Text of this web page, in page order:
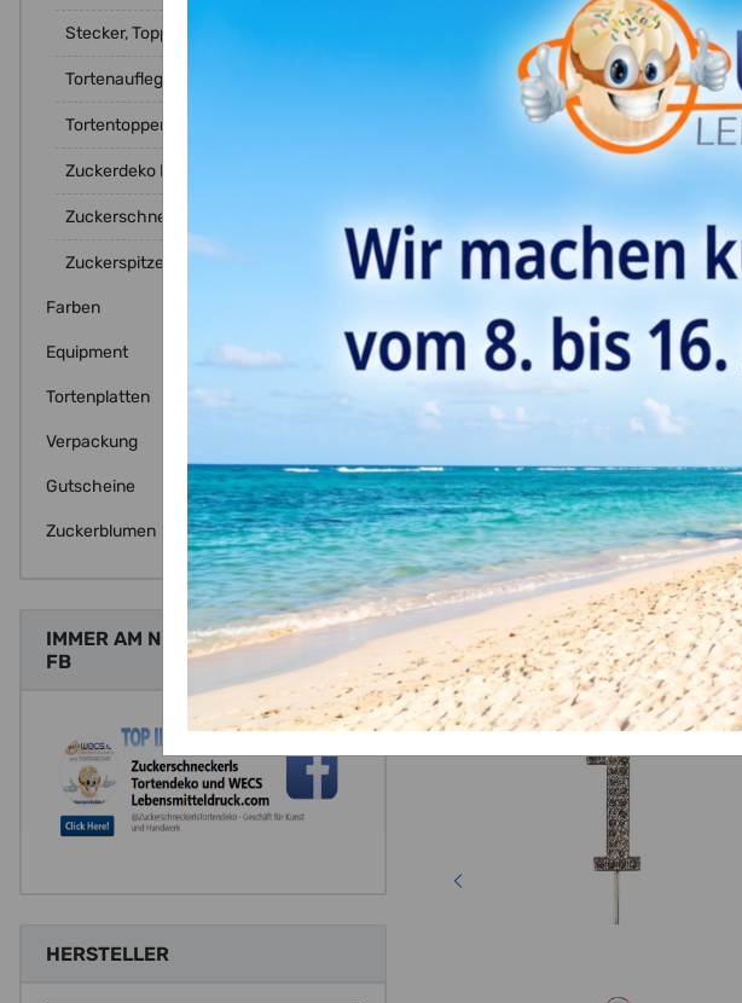
Beschreibung
Verzieren Sie die
Birthday-Schriftzug in 3D Optik.
und jede Torte im Handumdrehen
Dieser Tortenaufsatz aus
der Schriftzug an der Spitze
Sie den Cake Topper auch für
Stecker, Topper und Picks
Tortenaufleger - Ausdrucke
Tortentopper
Zuckerdeko Diverse
Zuckerschneckerls Tierbabys
Zuckerspitze
Farben
Equipment
Tortenplatten
Verpackung
Gutscheine
Zuckerblumen
IMMER AM NEUESTEN STAND MIT
FB
HERSTELLER